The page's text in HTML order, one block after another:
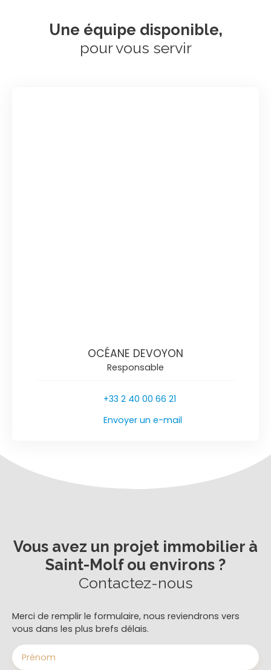
Une équipe disponible,
pour vous servir
OCÉANE DEVOYON
Responsable
+33 2 40 00 66 21
Envoyer un e-mail
Vous avez un projet immobilier à
Saint-Molf ou environs ?
Contactez-nous
Merci de remplir le formulaire, nous reviendrons vers
vous dans les plus brefs délais.
Prénom